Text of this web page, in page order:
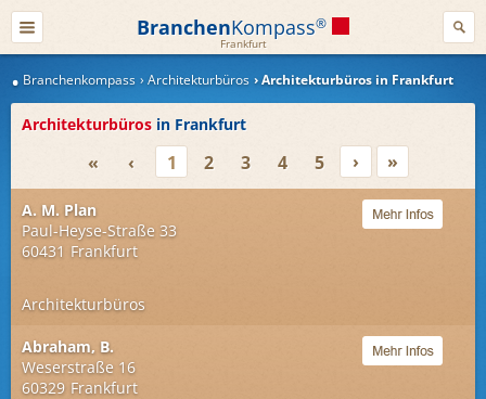
BranchenKompass®
Frankfurt
Branchenkompass Architekturbüros Architekturbüros in Frankfurt
Architekturbüros in Frankfurt
« ‹ 1 2 3 4 5 › »
A. M. Plan
Paul-Heyse-Straße 33
60431 Frankfurt
Architekturbüros
Abraham, B.
Weserstraße 16
60329 Frankfurt